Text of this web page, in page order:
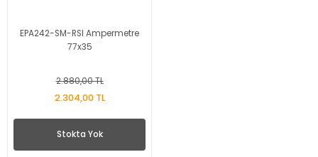
EPA242-SM-RSI Ampermetre
77x35
2.880,00 TL
2.304,00 TL
Stokta Yok